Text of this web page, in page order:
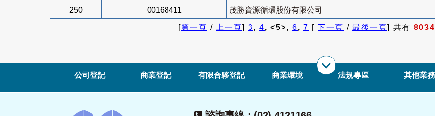
250 00168411 茂勝資源循環股份有限公司
[第一頁 / 上一頁] 3, 4, <5>, 6, 7 [ 下一頁 / 最後一頁] 共有 8034
公司登記 商業登記 有限合夥登記 商業環境 法規專區 其他業務